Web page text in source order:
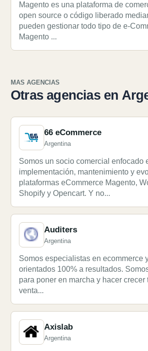
Magento es una plataforma de
open source o código liberado
pueden gestionar todo tipo de e-
Magento ...
MAS AGENCIAS
Otras agencias en
66 eCommerce
Argentina
Somos un socio comercial enfocado
implementación, mantenimiento y
plataformas eCommerce Magento,
Shopify y Opencart. Y no...
Auditers
Argentina
Somos especialistas en ecommerce
orientados 100% a resultados.
para poner en marcha y hacer crecer
venta...
Axislab
Argentina